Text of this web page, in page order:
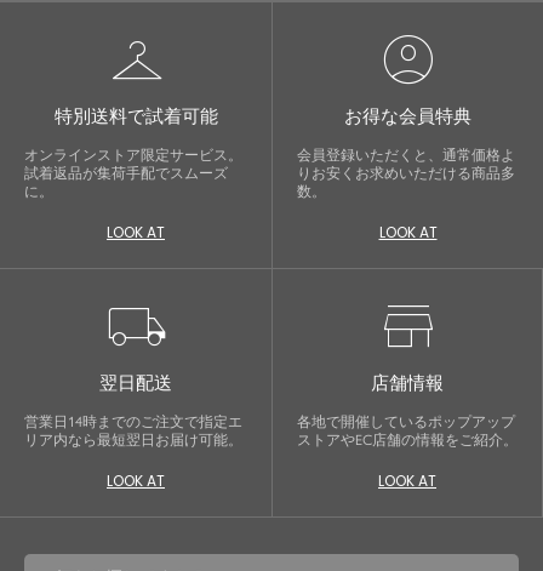
checkroom
特別送料で試着可能
オンラインストア限定サービス。
試着返品が集荷手配でスムーズ
に。
LOOK AT
account_circle
お得な会員特典
会員登録いただくと、通常価格よ
りお安くお求めいただける商品多
数。
LOOK AT
local_shipping
翌日配送
営業日14時までのご注文で指定エ
リア内なら最短翌日お届け可能。
LOOK AT
store
店舗情報
各地で開催しているポップアップ
ストアやEC店舗の情報をご紹介。
LOOK AT